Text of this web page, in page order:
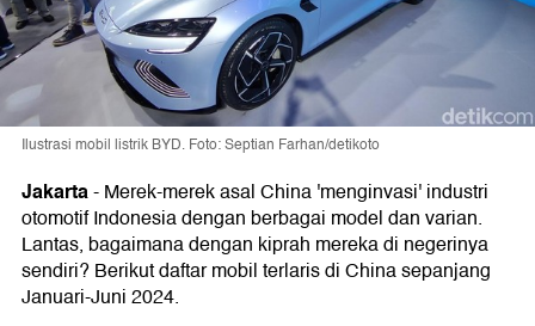
Ilustrasi mobil listrik BYD. Foto: Septian Farhan/detikoto
Jakarta-Merek-merek asal China 'menginvasi' industri
otomotif Indonesia dengan berbagai model dan varian.
Lantas, bagaimana dengan kiprah mereka di negerinya
sendiri? Berikut daftar mobil terlaris di China sepanjang
Januari-Juni 2024.